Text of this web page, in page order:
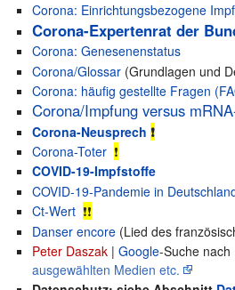
Corona: Einrichtungsbezogene
Corona-Expertenrat der
Corona: Genesenenstatus
Corona/Glossar (Grundlagen und
Corona: häufig gestellte Fragen
Corona/Impfung versus
Corona-Neusprech ❗
Corona-Toter ❗
CO­VID-19-Impf­stof­fe
COVID-19-Pandemie in
Ct-Wert ❗❗
Danser encore (Lied des
Peter Daszak |Google-Suche nach
ausgewählten Medien etc.